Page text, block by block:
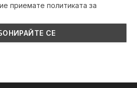
приемате политиката за